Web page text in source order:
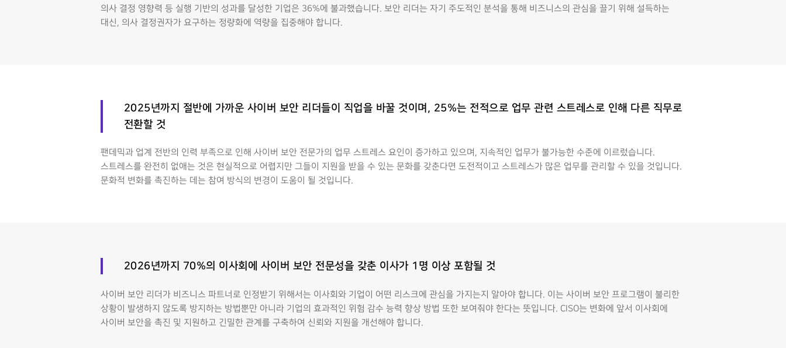
의사 결정 영향력 등 실행 기반의 성과를 달성한 기업은 36%에 불과했습니다. 보안 리더는 자기 주도적인 분석을 통해 비즈니스의 관심을 끌기 위해 설득하는
대신, 의사 결정권자가 요구하는 정량화에 역량을 집중해야 합니다.
2025년까지 절반에 가까운 사이버 보안 리더들이 직업을 바꿀 것이며, 25%는 전적으로 업무 관련 스트레스로 인해 다른 직무로
전환할 것
팬데믹과 업계 전반의 인력 부족으로 인해 사이버 보안 전문가의 업무 스트레스 요인이 증가하고 있으며, 지속적인 업무가 불가능한 수준에 이르렀습니다.
스트레스를 완전히 없애는 것은 현실적으로 어렵지만 그들이 지원을 받을 수 있는 문화를 갖춘다면 도전적이고 스트레스가 많은 업무를 관리할 수 있을 것입니다.
문화적 변화를 촉진하는 데는 참여 방식의 변경이 도움이 될 것입니다.
2026년까지 70%의 이사회에 사이버 보안 전문성을 갖춘 이사가 1명 이상 포함될 것
사이버 보안 리더가 비즈니스 파트너로 인정받기 위해서는 이사회와 기업이 어떤 리스크에 관심을 가지는지 알아야 합니다. 이는 사이버 보안 프로그램이 불리한
상황이 발생하지 않도록 방지하는 방법뿐만 아니라 기업의 효과적인 위험 감수 능력 향상 방법 또한 보여줘야 한다는 뜻입니다. CISO는 변화에 앞서 이사회에
사이버 보안을 촉진 및 지원하고 긴밀한 관계를 구축하여 신뢰와 지원을 개선해야 합니다.